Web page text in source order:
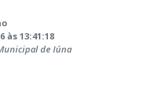
às 13:41:18
de Iúna